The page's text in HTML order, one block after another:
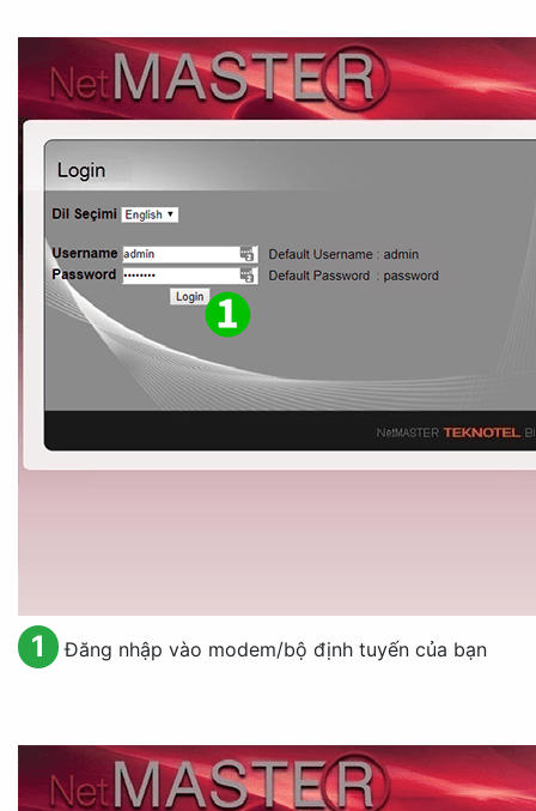
1 Đăng nhập vào modem/bộ định tuyến của bạn